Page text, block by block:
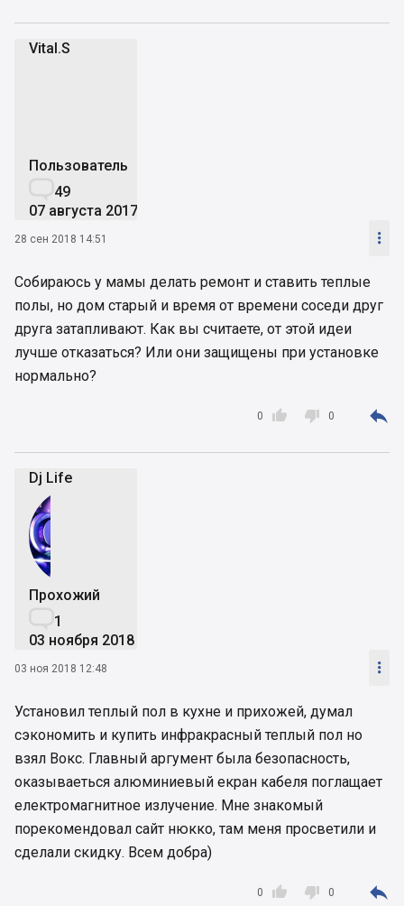
Vital.S
Пользователь
49
07 августа 2017
28 сен 2018 14:51 
Собираюсь у мамы делать ремонт и ставить теплые
полы, но дом старый и время от времени соседи друг
друга затапливают. Как вы считаете, от этой идеи
лучше отказаться? Или они защищены при установке
нормально?

0  0 
Dj Life
Прохожий
1
03 ноября 2018
03 ноя 2018 12:48 
Установил теплый пол в кухне и прихожей, думал
сэкономить и купить инфракрасный теплый пол но
взял Вокс. Главный аргумент была безопасность,
оказываеться алюминиевый екран кабеля поглащает
електромагнитное излучение. Мне знакомый
порекомендовал сайт нюкко, там меня просветили и
сделали скидку. Всем добра)

0  0 